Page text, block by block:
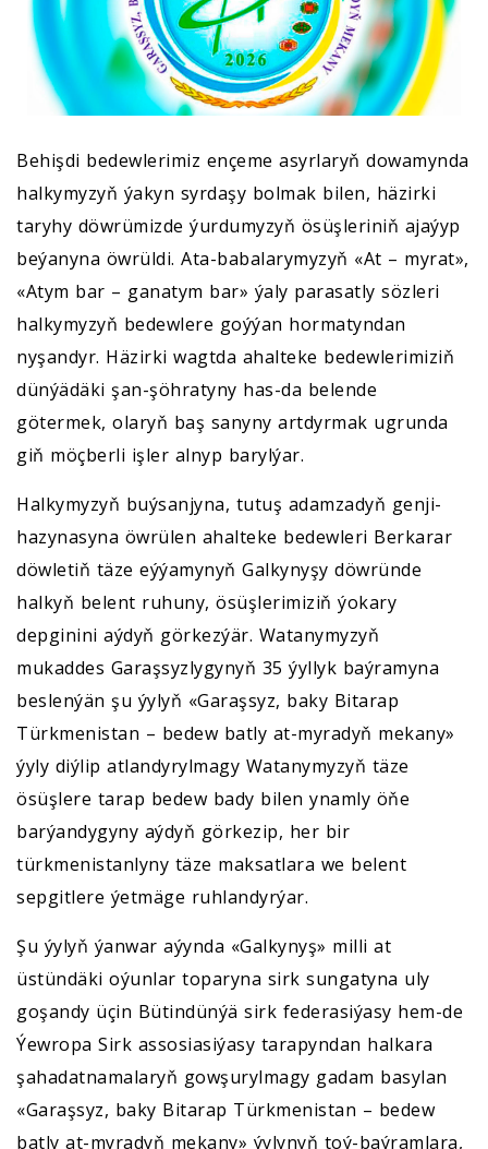
Behişdi bedewlerimiz ençeme asyrlaryň dowamynda
halkymyzyň ýakyn syrdaşy bolmak bilen, häzirki
taryhy döwrümizde ýurdumyzyň ösüşleriniň ajaýyp
beýanyna öwrüldi. Ata-babalarymyzyň «At – myrat»,
«Atym bar – ganatym bar» ýaly parasatly sözleri
halkymyzyň bedewlere goýýan hormatyndan
nyşandyr. Häzirki wagtda ahalteke bedewlerimiziň
dünýädäki şan-şöhratyny has-da belende
götermek, olaryň baş sanyny artdyrmak ugrunda
giň möçberli işler alnyp barylýar.
Halkymyzyň buýsanjyna, tutuş adamzadyň genji-
hazynasyna öwrülen ahalteke bedewleri Berkarar
döwletiň täze eýýamynyň Galkynyşy döwründe
halkyň belent ruhuny, ösüşlerimiziň ýokary
depginini aýdyň görkezýär. Watanymyzyň
mukaddes Garaşsyzlygynyň 35 ýyllyk baýramyna
beslenýän şu ýylyň «Garaşsyz, baky Bitarap
Türkmenistan – bedew batly at-myradyň mekany»
ýyly diýlip atlandyrylmagy Watanymyzyň täze
ösüşlere tarap bedew bady bilen ynamly öňe
barýandygyny aýdyň görkezip, her bir
türkmenistanlyny täze maksatlara we belent
sepgitlere ýetmäge ruhlandyrýar.
Şu ýylyň ýanwar aýynda «Galkynyş» milli at
üstündäki oýunlar toparyna sirk sungatyna uly
goşandy üçin Bütindünýä sirk federasiýasy hem-de
Ýewropa Sirk assosiasiýasy tarapyndan halkara
şahadatnamalaryň gowşurylmagy gadam basylan
«Garaşsyz, baky Bitarap Türkmenistan – bedew
batly at-myradyň mekany» ýylynyň toý-baýramlara,